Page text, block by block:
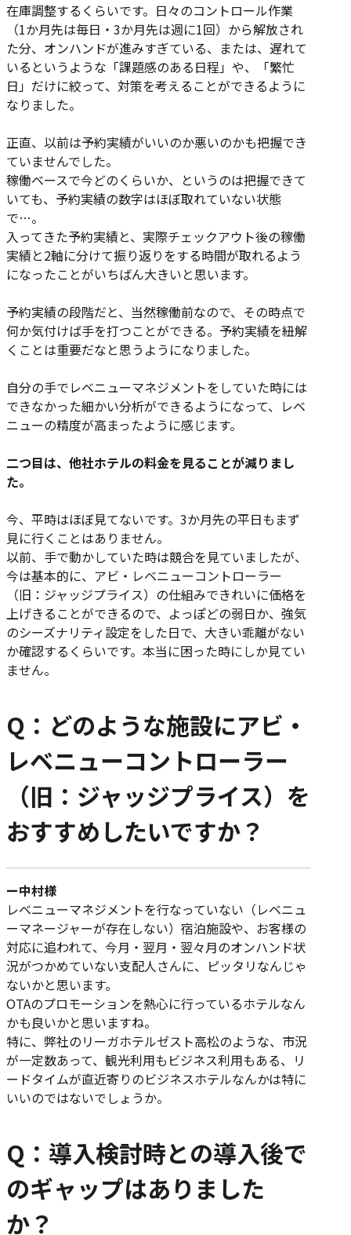
在庫調整するくらいです。日々のコントロール作業
（1か月先は毎日・3か月先は週に1回）から解放され
た分、オンハンドが進みすぎている、または、遅れて
いるというような「課題感のある日程」や、「繁忙
日」だけに絞って、対策を考えることができるように
なりました。
正直、以前は予約実績がいいのか悪いのかも把握でき
ていませんでした。
稼働ベースで今どのくらいか、というのは把握できて
いても、予約実績の数字はほぼ取れていない状態
で…。
入ってきた予約実績と、実際チェックアウト後の稼働
実績と2軸に分けて振り返りをする時間が取れるよう
になったことがいちばん大きいと思います。
予約実績の段階だと、当然稼働前なので、その時点で
何か気付けば手を打つことができる。予約実績を紐解
くことは重要だなと思うようになりました。
自分の手でレベニューマネジメントをしていた時には
できなかった細かい分析ができるようになって、レベ
ニューの精度が高まったように感じます。
二つ目は、他社ホテルの料金を見ることが減りまし
た。
今、平時はほぼ見てないです。3か月先の平日もまず
見に行くことはありません。
以前、手で動かしていた時は競合を見ていましたが、
今は基本的に、アビ・レベニューコントローラー
（旧：ジャッジプライス）の仕組みできれいに価格を
上げきることができるので、よっぽどの弱日か、強気
のシーズナリティ設定をした日で、大きい乖離がない
か確認するくらいです。本当に困った時にしか見てい
ません。
Q：どのような施設にアビ・
レベニューコントローラー
（旧：ジャッジプライス）を
おすすめしたいですか？
ー中村様
レベニューマネジメントを行なっていない（レベニュ
ーマネージャーが存在しない）宿泊施設や、お客様の
対応に追われて、今月・翌月・翌々月のオンハンド状
況がつかめていない支配人さんに、ピッタリなんじゃ
ないかと思います。
OTAのプロモーションを熱心に行っているホテルなん
かも良いかと思いますね。
特に、弊社のリーガホテルゼスト高松のような、市況
が一定数あって、観光利用もビジネス利用もある、リ
ードタイムが直近寄りのビジネスホテルなんかは特に
いいのではないでしょうか。
Q：導入検討時との導入後で
のギャップはありました
か？